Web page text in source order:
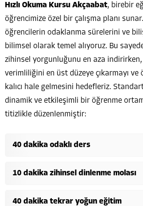
Hızlı Okuma Kursu Akçaabat, birebir
öğrencimize özel bir çalışma planı
öğrencilerin odaklanma sürelerini ve
bilimsel olarak temel alıyoruz. Bu
zihinsel yorgunluğunu en aza
verimliliğini en üst düzeye çıkarmayı
kalıcı hale gelmesini hedefleriz.
dinamik ve etkileşimli bir öğrenme
titizlikle düzenlenmiştir:
40 dakika odaklı ders
10 dakika zihinsel dinlenme molası
40 dakika tekrar yoğun eğitim